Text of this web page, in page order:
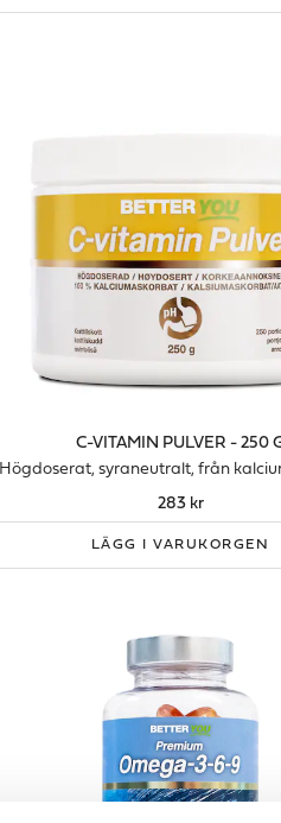
C-VITAMIN PULVER - 250
Högdoserat, syraneutralt, från
283 kr
LÄGG I VARUKORGEN